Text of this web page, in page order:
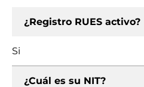
¿Registro RUES activo?
Si
¿Cuál es su NIT?